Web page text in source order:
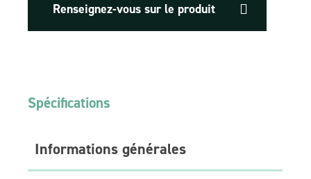
Renseignez-vous sur le produit
Spécifications
Informations générales